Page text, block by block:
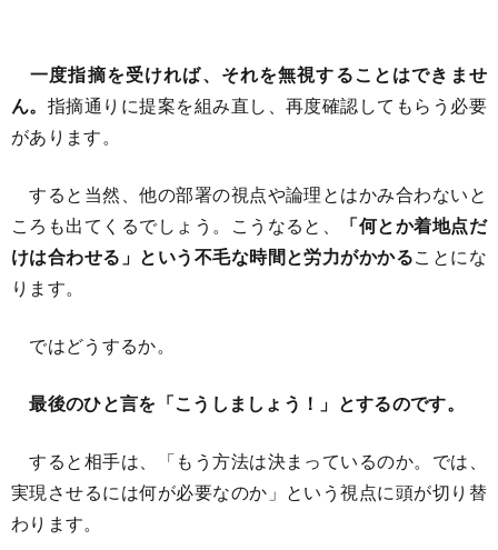
一度指摘を受ければ、それを無視することはできませ
ん。 指摘通りに提案を組み直し、再度確認してもらう必要
があります。
すると当然、他の部署の視点や論理とはかみ合わないと
ころも出てくるでしょう。こうなると、
「何とか着地点だ
けは合わせる」という不毛な時間と労力がかかることにな
ります。
ではどうするか。
最後のひと言を「こうしましょう！」とするのです。
すると相手は、「もう方法は決まっているのか。では、
実現させるには何が必要なのか」という視点に頭が切り替
わります。